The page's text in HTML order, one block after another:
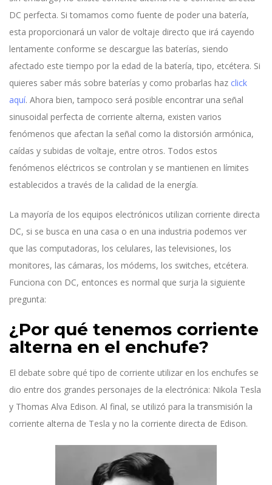
DC perfecta. Si tomamos como fuente de poder una batería,
esta proporcionará un valor de voltaje directo que irá cayendo
lentamente conforme se descargue las baterías, siendo
afectado este tiempo por la edad de la batería, tipo, etcétera. Si
quieres saber más sobre baterías y como probarlas haz click
aquí. Ahora bien, tampoco será posible encontrar una señal
sinusoidal perfecta de corriente alterna, existen varios
fenómenos que afectan la señal como la distorsión armónica,
caídas y subidas de voltaje, entre otros. Todos estos
fenómenos eléctricos se controlan y se mantienen en límites
establecidos a través de la calidad de la energía.
La mayoría de los equipos electrónicos utilizan corriente directa
DC, si se busca en una casa o en una industria podemos ver
que las computadoras, los celulares, las televisiones, los
monitores, las cámaras, los módems, los switches, etcétera.
Funciona con DC, entonces es normal que surja la siguiente
pregunta:
¿Por qué tenemos corriente
alterna en el enchufe?
El debate sobre qué tipo de corriente utilizar en los enchufes se
dio entre dos grandes personajes de la electrónica: Nikola Tesla
y Thomas Alva Edison. Al final, se utilizó para la transmisión la
corriente alterna de Tesla y no la corriente directa de Edison.